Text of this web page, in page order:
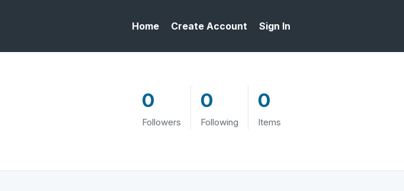
Home Create Account Sign In
0
Followers
0
Following
0
Items